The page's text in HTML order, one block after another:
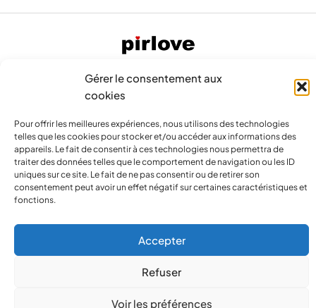
Gérer le consentement aux
cookies
Pour offrir les meilleures expériences, nous utilisons des technologies
telles que les cookies pour stocker et/ou accéder aux informations des
appareils. Le fait de consentir à ces technologies nous permettra de
traiter des données telles que le comportement de navigation ou les ID
uniques sur ce site. Le fait de ne pas consentir ou de retirer son
consentement peut avoir un effet négatif sur certaines caractéristiques et
fonctions.
Accepter
Refuser
Voir les préférences
contact@pirlove.com
Copyright 2024 © Pirlove. Tous droits réservés
Compare(0)